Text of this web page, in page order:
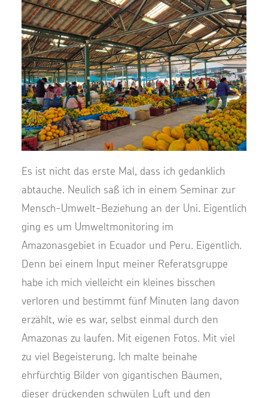
Es ist nicht das erste Mal, dass ich gedanklich
abtauche. Neulich saß ich in einem Seminar zur
Mensch-Umwelt-Beziehung an der Uni. Eigentlich
ging es um Umweltmonitoring im
Amazonasgebiet in Ecuador und Peru. Eigentlich.
Denn bei einem Input meiner Referatsgruppe
habe ich mich vielleicht ein kleines bisschen
verloren und bestimmt fünf Minuten lang davon
erzählt, wie es war, selbst einmal durch den
Amazonas zu laufen. Mit eigenen Fotos. Mit viel
zu viel Begeisterung. Ich malte beinahe
ehrfürchtig Bilder von gigantischen Bäumen,
dieser drückenden schwülen Luft und den